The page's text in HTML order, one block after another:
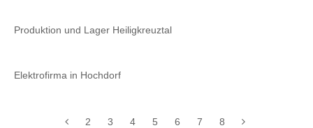
Produktion und Lager Heiligkreuztal
Elektrofirma in Hochdorf
2 3 4 5 6 7 8